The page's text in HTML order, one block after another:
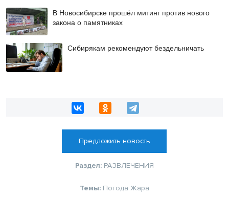
В Новосибирске прошёл митинг против нового
закона о памятниках
Сибирякам рекомендуют бездельничать
Предложить новость
Раздел: РАЗВЛЕЧЕНИЯ
Темы: Погода Жара